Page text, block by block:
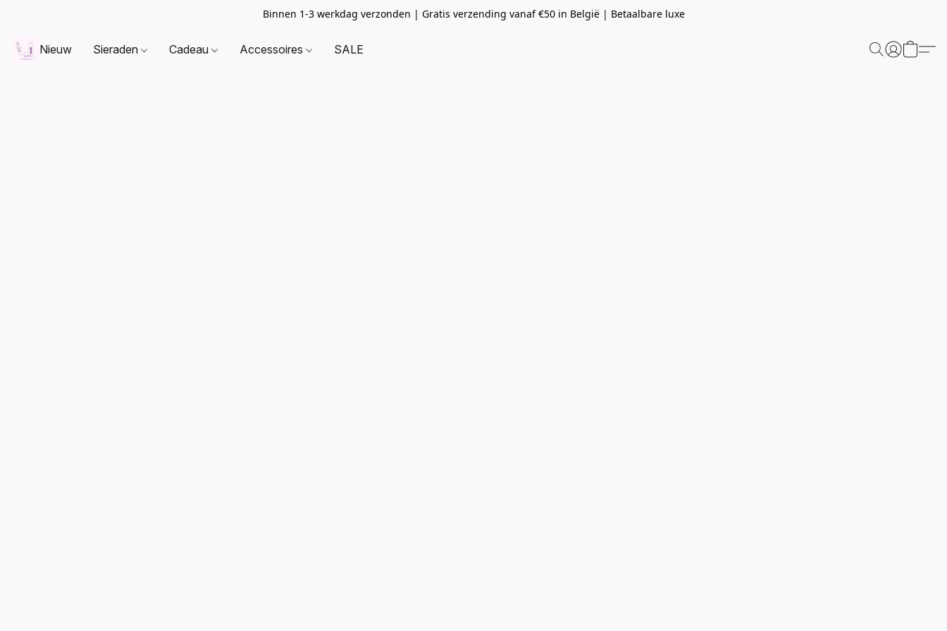
Binnen 1-3 werkdag verzonden | Gratis verzending vanaf €50 in België | Betaalbare luxe
Nieuw Sieraden Cadeau Accessoires SALE